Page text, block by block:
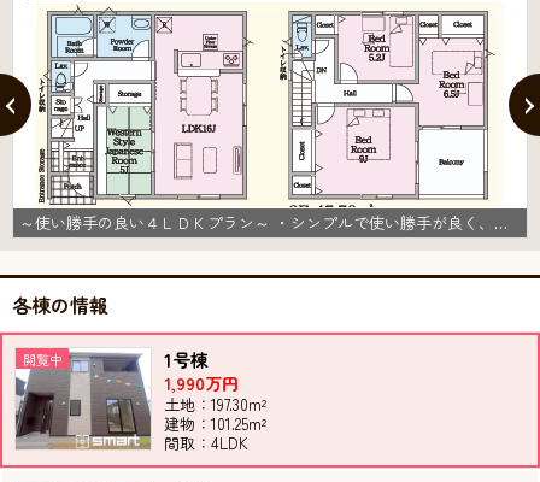
～使い勝手の良い４ＬＤＫプラン～ ・シンプルで使い勝手が良く、人気の高い４ＬＤＫのプランを採用。 ・収納もしっかりございますので、お家の中がスッキリと片付きます。
各棟の情報
1号棟
1,990万円
土地：197.30m²
建物：101.25m²
間取：4LDK